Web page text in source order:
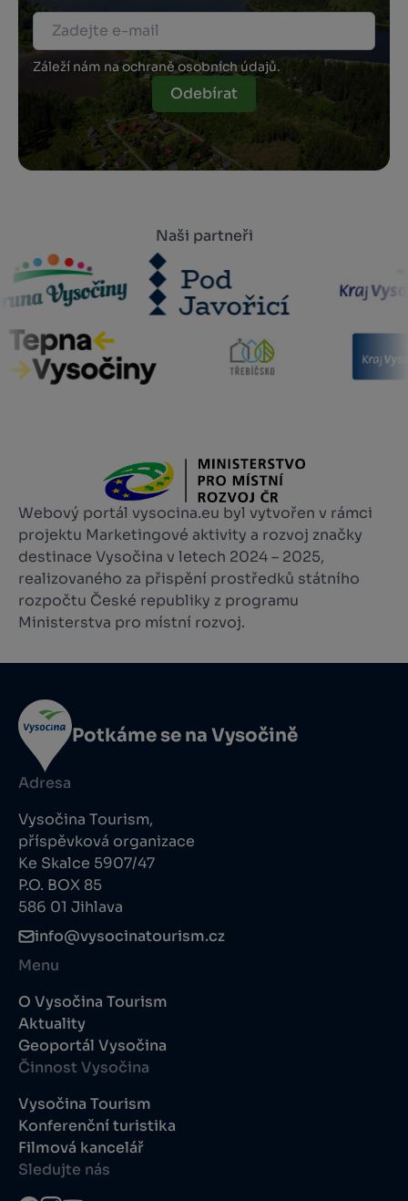
Záleží nám na ochraně osobních údajů.
Odebírat
Naši partneři
Webový portál vysocina.eu byl vytvořen v rámci
projektu Marketingové aktivity a rozvoj značky
destinace Vysočina v letech 2024 – 2025,
realizovaného za přispění prostředků státního
rozpočtu České republiky z programu
Ministerstva pro místní rozvoj.
Potkáme se na Vysočině
Adresa
Vysočina Tourism,
příspěvková organizace
Ke Skalce 5907/47
P.O. BOX 85
586 01 Jihlava
info@vysocinatourism.cz
Menu
O Vysočina Tourism
Aktuality
Geoportál Vysočina
Činnost Vysočina
Vysočina Tourism
Konferenční turistika
Filmová kancelář
Sledujte nás